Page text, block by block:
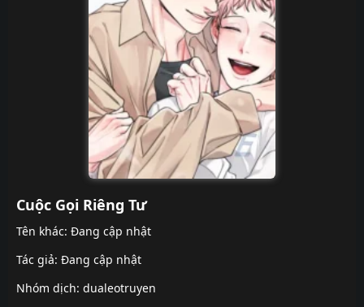
Cuộc Gọi Riêng Tư
Tên khác: Đang cập nhật
Tác giả: Đang cập nhật
Nhóm dịch: dualeotruyen